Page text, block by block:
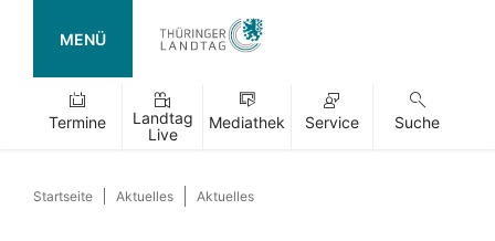
MENÜ
Termine
Landtag
Live
Mediathek Service Suche
Startseite Aktuelles Aktuelles